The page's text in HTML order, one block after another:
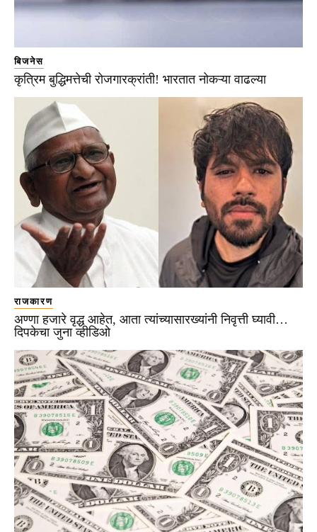
बिजनेस
कृत्रिम बुद्धिमत्तेची रोजगारक्रांती! भारतात नोकऱ्या वाढल्या
राजकारण
अण्णा हजारे वृद्ध आहेत, आता त्यांच्यासारख्यांनी निवृत्ती घ्यावी…
दिपकेचा जुना व्हीडिओ